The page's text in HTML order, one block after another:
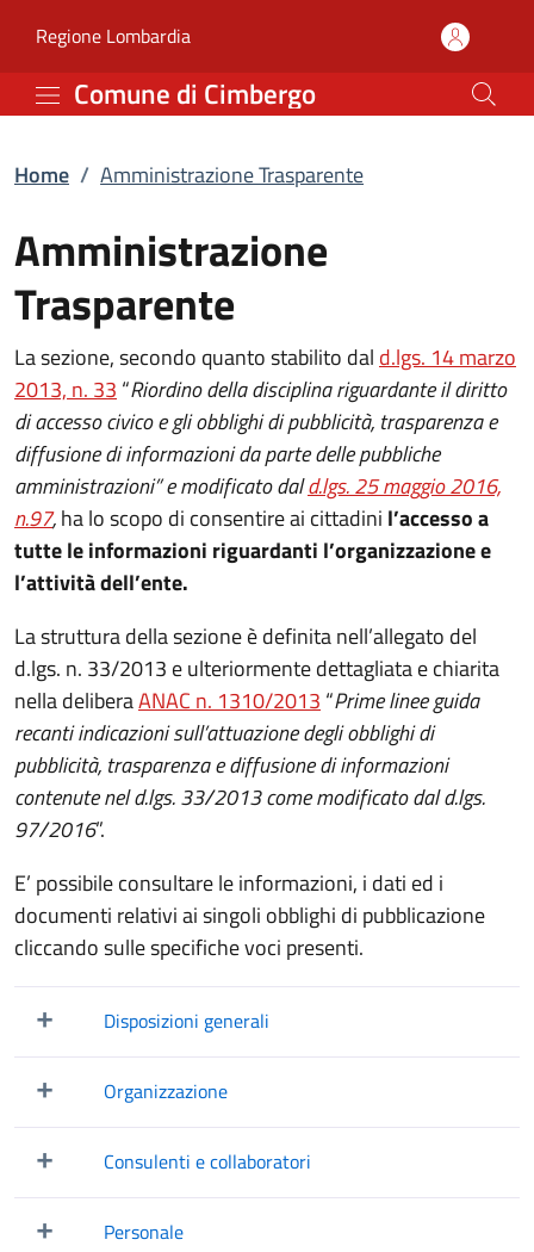
Amministrazione
Regione Lombardia(apre in un'altra scheda).
Comune di Cimbergo
Home / Amministrazione Trasparente
Amministrazione
Trasparente
La sezione, secondo quanto stabilito dal d.lgs. 14 marzo
2013, n. 33 “Riordino della disciplina riguardante il diritto
di accesso civico e gli obblighi di pubblicità, trasparenza e
diffusione di informazioni da parte delle pubbliche
amministrazioni” e modificato dald.lgs. 25 maggio 2016,
n.97,ha lo scopo di consentire ai cittadini l’accesso a
tutte le informazioni riguardanti l’organizzazione e
l’attività dell’ente.
La struttura della sezione è definita nell’allegato del
d.lgs. n. 33/2013 e ulteriormente dettagliata e chiarita
nella deliberaANAC n. 1310/2013 “Prime linee guida
recanti indicazioni sull’attuazione degli obblighi di
pubblicità, trasparenza e diffusione di informazioni
contenute nel d.lgs. 33/2013 come modificato dal d.lgs.
97/2016”.
E’ possibile consultare le informazioni, i dati ed i
documenti relativi ai singoli obblighi di pubblicazione
cliccando sulle specifiche voci presenti.
Mostra/Nascondi elementi figli
Disposizioni generali
Mostra/Nascondi elementi figli
Organizzazione
Mostra/Nascondi elementi figli
Consulenti e collaboratori
Personale